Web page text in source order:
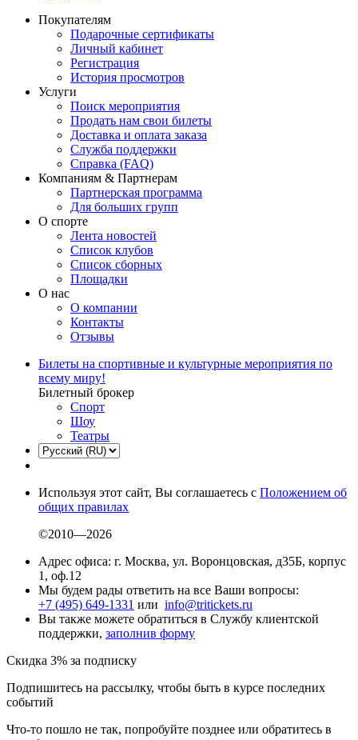
Покупателям
Подарочные сертификаты
Личный кабинет
Регистрация
История просмотров
Услуги
Поиск мероприятия
Продать нам свои билеты
Доставка и оплата заказа
Служба поддержки
Справка (FAQ)
Компаниям & Партнерам
Партнерская программа
Для больших групп
О спорте
Лента новостей
Список клубов
Список сборных
Площадки
О нас
О компании
Контакты
Отзывы
Билеты на спортивные и культурные мероприятия по
всему миру!
Билетный брокер
Спорт
Шоу
Театры
Используя этот сайт, Вы соглашаетесь с Положением об
общих правилах
©2010—2026
Адрес офиса: г. Москва, ул. Воронцовская, д35Б, корпус
1, оф.12
Мы будем рады ответить на все Ваши вопросы:
+7 (495) 649-1331 или info@tritickets.ru
Вы также можете обратиться в Службу клиентской
поддержки, заполнив форму
Скидка 3% за подписку
Подпишитесь на рассылку, чтобы быть в курсе последних
событий
Что-то пошло не так, попробуйте позднее или обратитесь в